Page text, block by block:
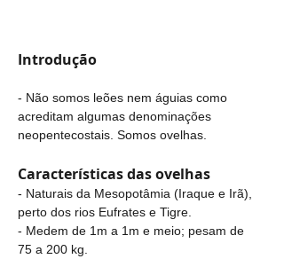
Introdução
- Não somos leões nem águias como
acreditam algumas denominações
neopentecostais. Somos ovelhas.
Características das ovelhas
- Naturais da Mesopotâmia (Iraque e Irã),
perto dos rios Eufrates e Tigre.
- Medem de 1m a 1m e meio; pesam de
75 a 200 kg.